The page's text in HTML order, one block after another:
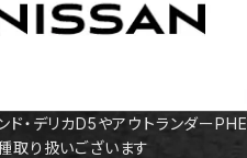
ド・デリカD5やアウトランダーPHE
取り扱いございます